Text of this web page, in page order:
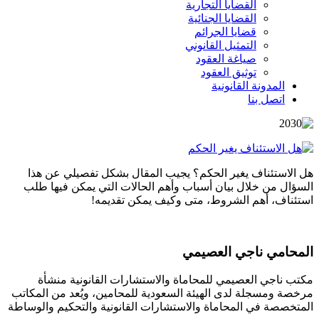
القضايا التجارية
القضايا الجنائية
قضايا الجرائم
التمثيل القانوني
صياغة العقود
توثيق العقود
المدونة القانونية
اتصل بنا
هل الاستئناف يغير الحكم؟ يجيب المقال بشكل تفصيلي عن هذا
السؤال من خلال بيان أسباب وأهم الحالات التي يمكن فيها طلب
استئناف، أهم الشروط، متى وكيف يمكن تقديمه!
المحامي ناجي العصيمي
مكتب ناجي العصيمي للمحاماة والاستشارات القانونية منشأة
مرخصة ومسجلة لدى الهيئة السعودية للمحامين، ويُعد من المكاتب
المتخصصة في المحاماة والاستشارات القانونية والتحكيم والوساطة